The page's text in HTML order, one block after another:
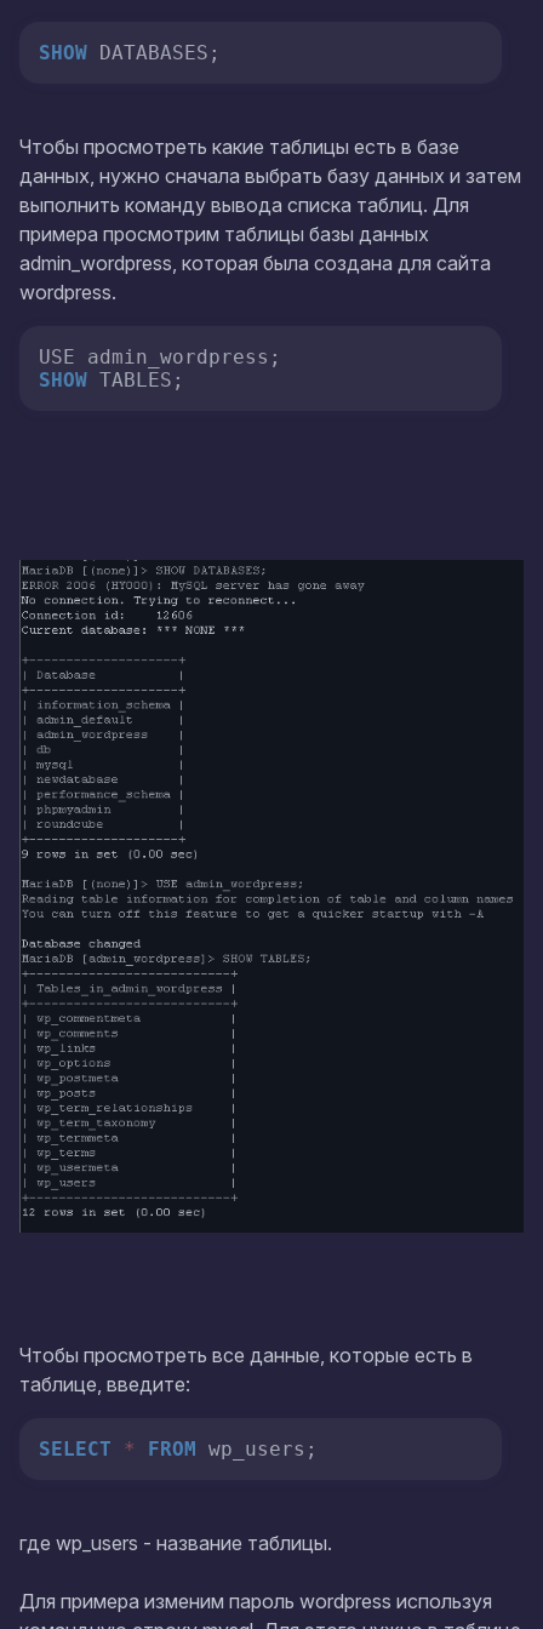
SHOW DATABASES;
Чтобы просмотреть какие таблицы есть в базе
данных, нужно сначала выбрать базу данных и затем
выполнить команду вывода списка таблиц. Для
примера просмотрим таблицы базы данных
admin_wordpress, которая была создана для сайта
wordpress.
SHOW TABLES;
Чтобы просмотреть все данные, которые есть в
таблице, введите:
SELECT * FROM wp_users;
где wp_users - название таблицы.
Для примера изменим пароль wordpress используя